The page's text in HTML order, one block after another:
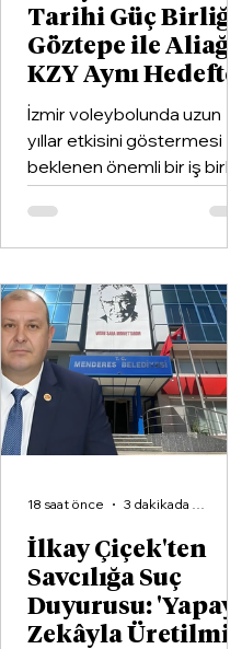
Tarihi Güç Birliği:
Göztepe ile Aliağa
KZY Aynı Hedefte
İzmir voleybolunda uzun
yıllar etkisini göstermesi
beklenen önemli bir iş birliği
hayata geçirildi. Kentin köklü
kulüplerinden Göztepe
Spor Kulübü ile İzmir'in en
organizasyonlarından
Aliağa KZY Spor Kulübü,
voleybol branşında güçlerini
birleştiren kapsamlı bir iş
birliği protokolüne imza attı.
İlkay Çiçek'ten
Savcılığa Suç
Duyurusu: 'Yapay
Zekâyla Üretilmiş
18 saat önce 3 dakikada okunur